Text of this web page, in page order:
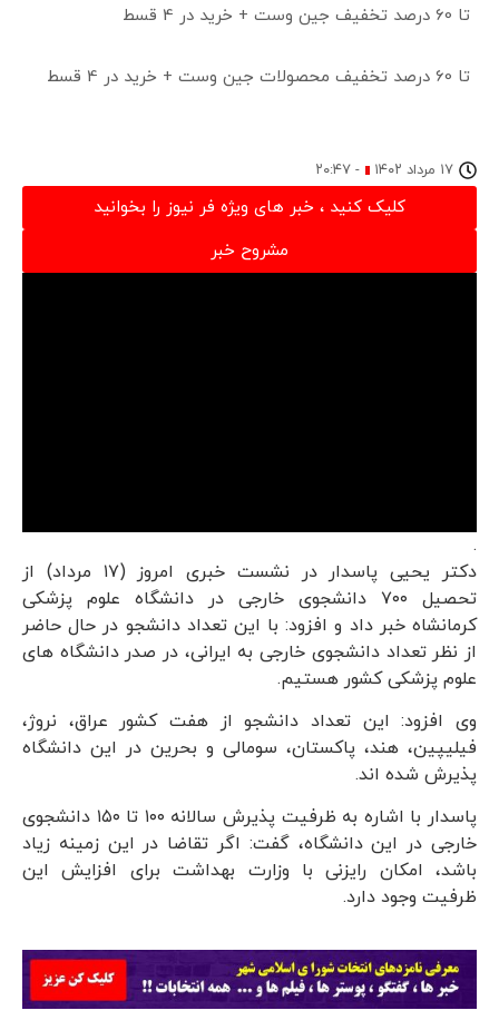
تا 60 درصد تخفیف جین وست + خرید در 4 قسط
تا 60 درصد تخفیف محصولات جین وست + خرید در 4 قسط
۱۷ مرداد ۱۴۰۲ - ۲۰:۴۷
کلیک کنید ، خبر های ویژه فر نیوز را بخوانید
مشروح خبر
.
دکتر یحیی پاسدار در نشست خبری امروز (۱۷ مرداد) از
تحصیل ۷۰۰ دانشجوی خارجی در دانشگاه علوم پزشکی
کرمانشاه خبر داد و افزود: با این تعداد دانشجو در حال حاضر
از نظر تعداد دانشجوی خارجی به ایرانی، در صدر دانشگاه های
علوم پزشکی کشور هستیم.
وی افزود: این تعداد دانشجو از هفت کشور عراق، نروژ،
فیلیپین، هند، پاکستان، سومالی و بحرین در این دانشگاه
پذیرش شده اند.
پاسدار با اشاره به ظرفیت پذیرش سالانه ۱۰۰ تا ۱۵۰ دانشجوی
خارجی در این دانشگاه، گفت: اگر تقاضا در این زمینه زیاد
باشد، امکان رایزنی با وزارت بهداشت برای افزایش این
ظرفیت وجود دارد.